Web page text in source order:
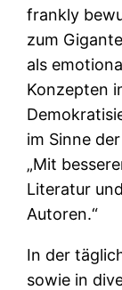
frankly
zum
als
Konzepten
im Sinne
„Mit
Literatur
Autoren.“
In der
sowie in